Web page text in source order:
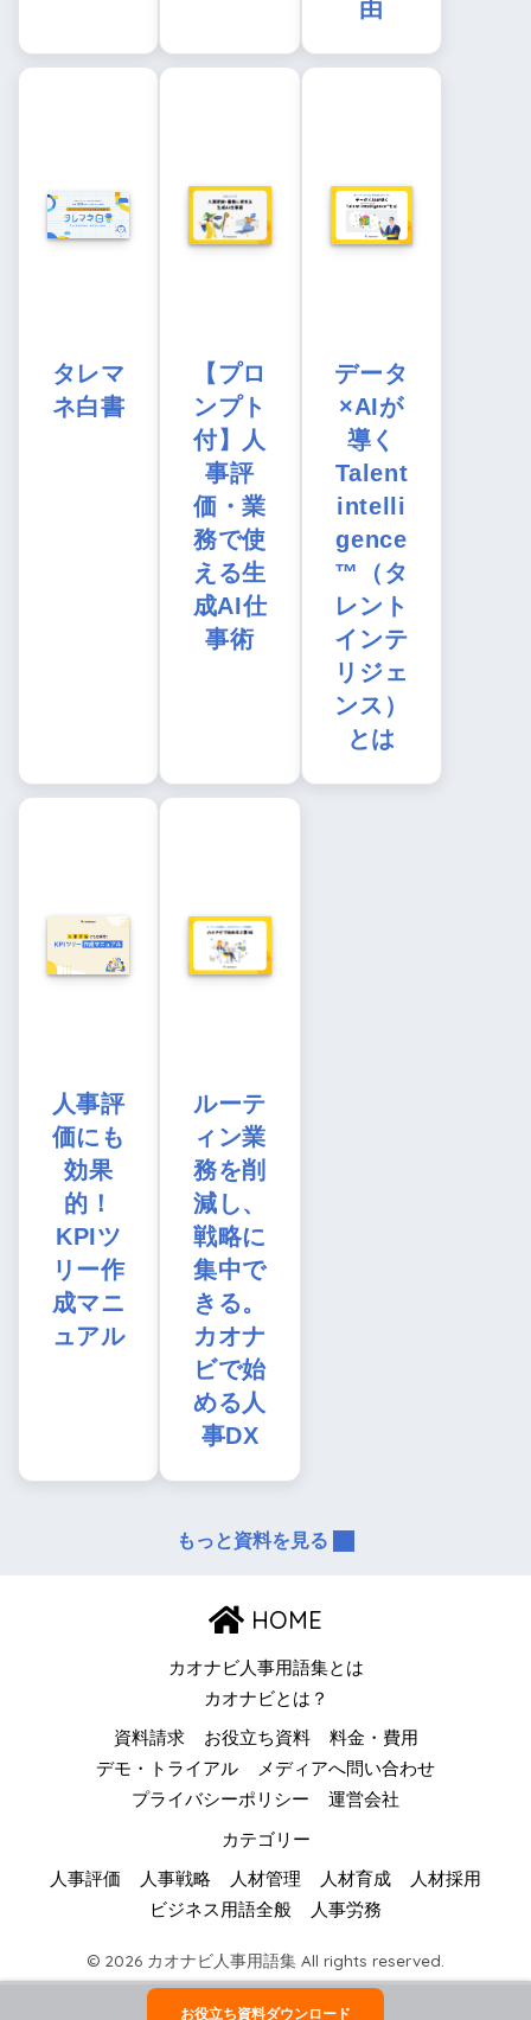
由
タレマ
ネ白書
【プロ
ンプト
付】人
事評
価・業
務で使
える生
成AI仕
事術
データ
×AIが
導く
Talent
intelli
gence
™（タ
レント
インテ
リジェ
ンス）
とは
人事評
価にも
効果
的！
KPIツ
リー作
成マニ
ュアル
ルーテ
ィン業
務を削
減し、
戦略に
集中で
きる。
カオナ
ビで始
める人
事DX
もっと資料を見る
HOME
カオナビ人事用語集とは
カオナビとは？
資料請求 お役立ち資料
料金・費用
デモ・トライアル
メディアへ問い合わせ
プライバシーポリシー
運営会社
カテゴリー
人事評価 人事戦略 人材管理 人材育成
人材採用
ビジネス用語全般
人事労務
© 2026 カオナビ人事用語集 All rights reserved.
お役立ち資料ダウンロード